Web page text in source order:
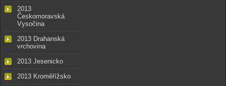
2013
Českomoravská
Vysočina
2013 Drahanská
vrchovina
2013 Jesenicko
2013 Kroměřížsko